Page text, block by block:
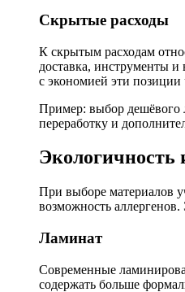
Скрытые расходы
К скрытым расходам
доставка, инструменты
с экономией эти позиции
Пример: выбор дешёвого
переработку и
Экологичность
При выборе материалов
возможность
Ламинат
Современные
содержать больше